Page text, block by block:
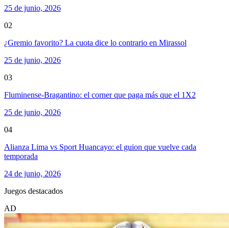
25 de junio, 2026
02
¿Gremio favorito? La cuota dice lo contrario en Mirassol
25 de junio, 2026
03
Fluminense-Bragantino: el corner que paga más que el 1X2
25 de junio, 2026
04
Alianza Lima vs Sport Huancayo: el guion que vuelve cada
temporada
24 de junio, 2026
Juegos destacados
AD